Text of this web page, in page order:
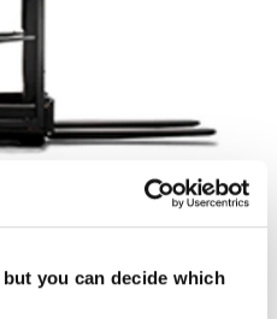
you can decide which
točaka prelazi 25 °
smanjujući rizik od